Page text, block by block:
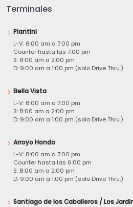
Terminales
Piantini
L-V: 8:00 am a 7:00 pm
Counter hasta las 7:00 pm
S: 8:00 am a 2:00 pm
D: 9:00 am a 1:00 pm (solo Drive Thru.)
Bella Vista
L-V: 8:00 am a 7:00 pm
S: 8:00 am a 2:00 pm
D: 9:00 am a 1:00 pm (solo Drive Thru.)
Arroyo Hondo
L-V: 8:00 am a 7:00 pm
Counter hasta las 6:00 pm
S: 8:00 am a 2:00 pm
D: 9:00 am a 1:00 pm (solo Drive Thru.)
Santiago de los Caballeros / Los